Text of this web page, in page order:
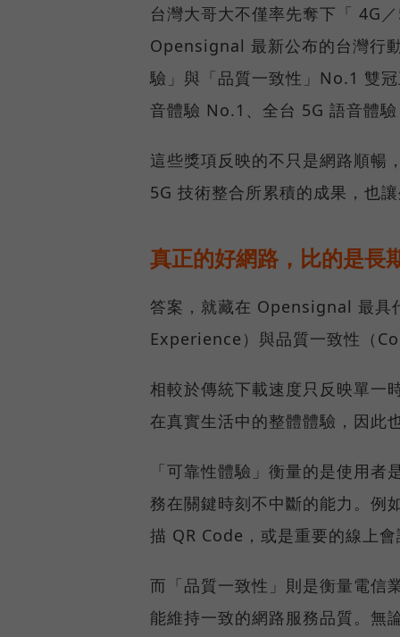
台灣大哥大不僅率先奪下「 4G
Opensignal 最新公布的台灣行
驗」與「品質一致性」No.1 雙
音體驗 No.1、全台 5G 語音體
這些獎項反映的不只是網路順暢
5G 技術整合所累積的成果，也
真正的好網路，比的是長
答案，就藏在 Opensignal 最
Experience）與品質一致性（
相較於傳統下載速度只反映單一
在真實生活中的整體體驗，因此
「可靠性體驗」衡量的是使用
務在關鍵時刻不中斷的能力。例
描 QR Code，或是重要的線上
而「品質一致性」則是衡量電信
能維持一致的網路服務品質。無